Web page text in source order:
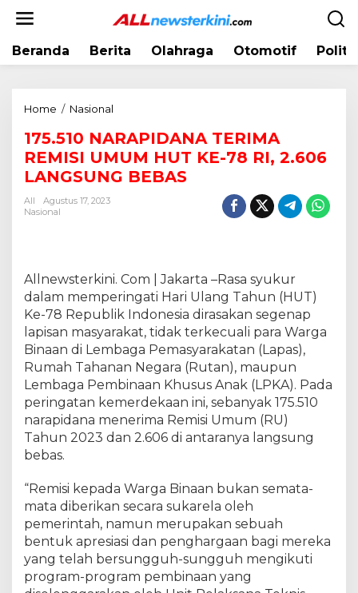
Beranda Berita Olahraga Otomotif
Home / Nasional
5
.
5
P
I
D
A
N
A
T
I
M
E
M
I
S
I
U
175.510 NARAPIDANA TERIMA
REMISI UMUM HUT KE-78 RI, 2.606
LANGSUNG BEBAS
All
Agustus 17, 2023
Nasional
Allnewsterkini. Com | Jakarta –Rasa syukur
dalam memperingati Hari Ulang Tahun (HUT)
Ke-78 Republik Indonesia dirasakan segenap
lapisan masyarakat, tidak terkecuali para Warga
Binaan di Lembaga Pemasyarakatan (Lapas),
Rumah Tahanan Negara (Rutan), maupun
Lembaga Pembinaan Khusus Anak (LPKA). Pada
peringatan kemerdekaan ini, sebanyak 175.510
narapidana menerima Remisi Umum (RU)
Tahun 2023 dan 2.606 di antaranya langsung
bebas.
“Remisi kepada Warga Binaan bukan semata-
mata diberikan secara sukarela oleh
pemerintah, namun merupakan sebuah
bentuk apresiasi dan penghargaan bagi mereka
yang telah bersungguh-sungguh mengikuti
program-program pembinaan yang